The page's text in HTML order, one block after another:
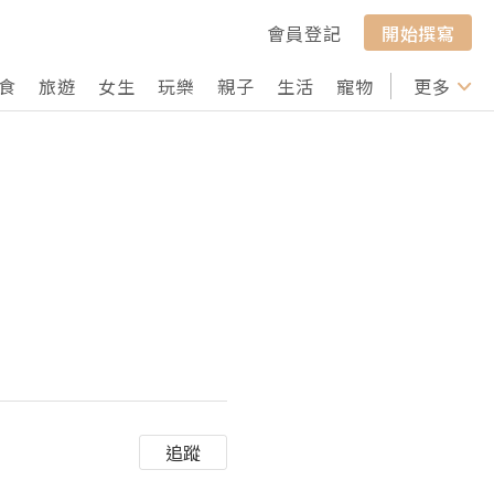
會員登記
開始撰寫
旅遊 女生 玩樂 親子 生活 寵物 行山 打卡
更多
追蹤